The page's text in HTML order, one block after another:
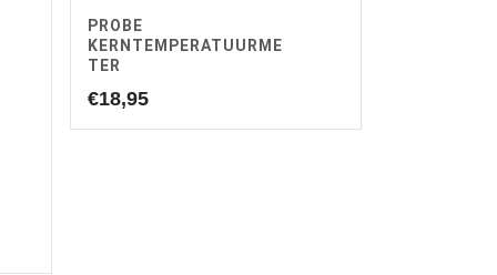
PROBE
KERNTEMPERATUURME
TER
€18,95